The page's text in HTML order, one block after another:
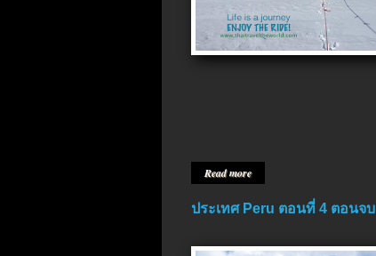
Read more
ประเทศ Peru ตอนที่ 4 ตอนจบ